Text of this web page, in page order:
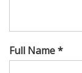
Full Name *